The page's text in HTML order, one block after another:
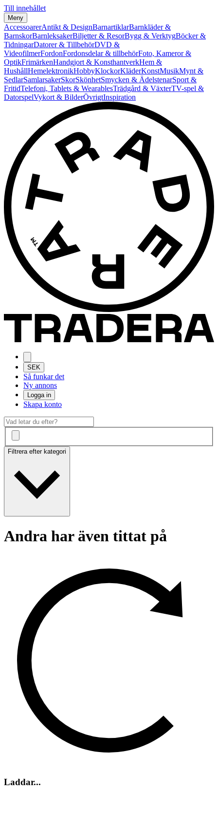
Till innehållet
Meny
AccessoarerAntikt & DesignBarnartiklarBarnkläder &
BarnskorBarnleksakerBiljetter & ResorBygg & VerktygBöcker &
TidningarDatorer & TillbehörDVD &
VideofilmerFordonFordonsdelar & tillbehörFoto, Kameror &
OptikFrimärkenHandgjort & KonsthantverkHem &
HushållHemelektronikHobbyKlockorKläderKonstMusikMynt &
SedlarSamlarsakerSkorSkönhetSmycken & ÄdelstenarSport &
FritidTelefoni, Tablets & WearablesTrädgård & VäxterTV-spel &
DatorspelVykort & BilderÖvrigtInspiration
SEK
Så funkar det
Ny annons
Logga in
Skapa konto
Filtrera efter kategori
Andra har även tittat på
Laddar...